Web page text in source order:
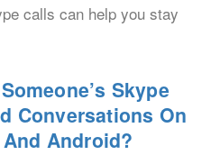
calls can help you stay
Skype
Conversations On
Android?